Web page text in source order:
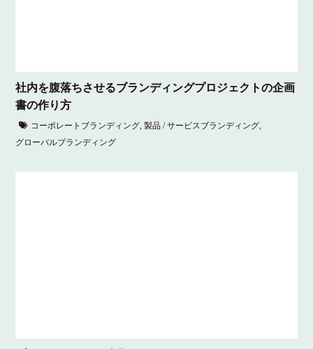
社内を腹落ちさせるブランディングプロジェクトの企画
書の作り方
コーポレートブランディング ,製品 / サービスブランディング
グローバルブランディング